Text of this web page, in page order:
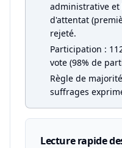
administrative et
d'attentat
rejeté.
Participation :
vote (98% de
Règle de
suffrages
Lecture rapide